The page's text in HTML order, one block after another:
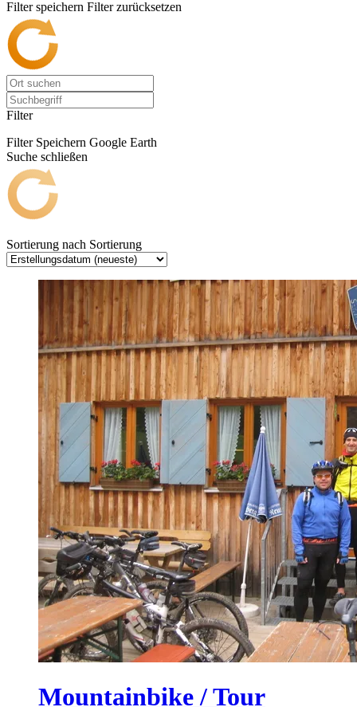
Filter speichern Filter zurücksetzen
Filter
Filter Speichern Google Earth
Suche schließen
Sortierung nach Sortierung
Mountainbike / Tour